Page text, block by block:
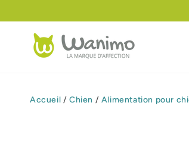
Accueil / Chien / Alimentation pour